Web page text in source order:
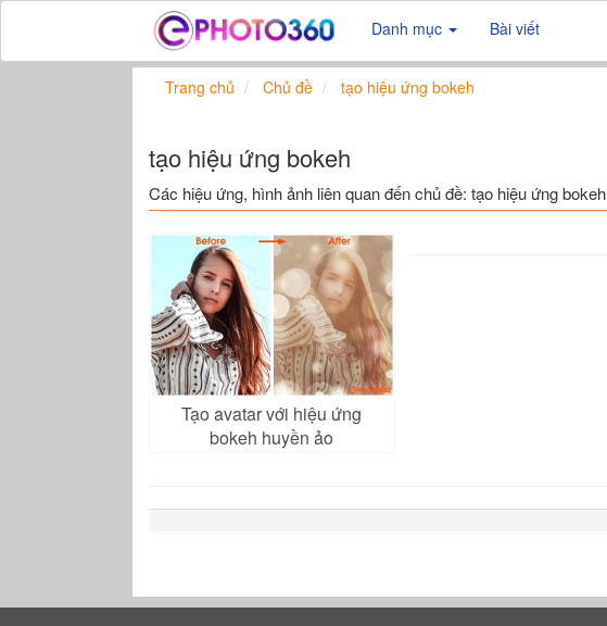
Danh mục Bài viết
Trang chủ Chủ đề tạo hiệu ứng bokeh
tạo hiệu ứng bokeh
Các hiệu ứng, hình ảnh liên quan đến chủ đề: tạo hiệu ứng bokeh
Tạo avatar với hiệu ứng
bokeh huyền ảo